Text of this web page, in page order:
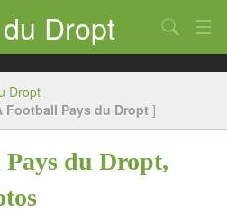
Dropt
Chercher
Dropt
Football Pays du Dropt ]
du Dropt,